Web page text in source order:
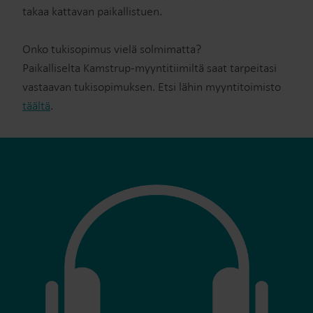
takaa kattavan paikallistuen.
Onko tukisopimus vielä solmimatta?
Paikalliselta Kamstrup-myyntitiimiltä saat tarpeitasi
vastaavan tukisopimuksen. Etsi lähin myyntitoimisto
täältä.